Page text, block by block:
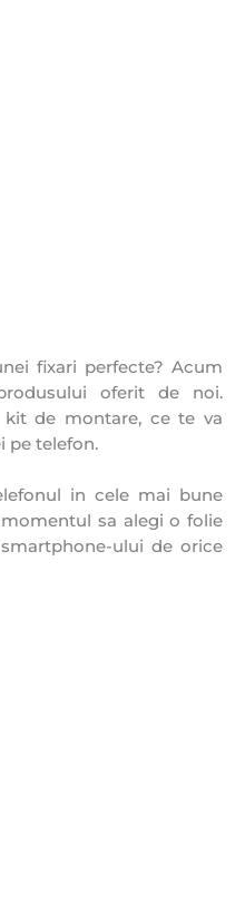
fixari perfecte? Acum
oferit de noi.
de montare, ce te va
pe telefon.
in cele mai bune
sa alegi o folie
ului de orice